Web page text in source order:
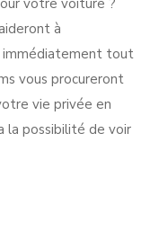
votre voiture ?
à
immédiatement tout
vous procureront
vie privée en
la possibilité de voir